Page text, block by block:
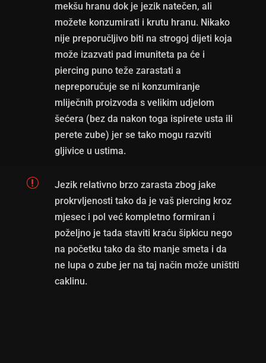
mekšu hranu dok je jezik natečen, ali
možete konzumirati i krutu hranu. Nikako
nije preporučljivo biti na strogoj dijeti koja
može izazvati pad imuniteta pa će i
piercing puno teže zarastati a
nepreporučuje se ni konzumiranje
mliječnih proizvoda s velikim udjelom
šećera (bez da nakon toga ispirete usta ili
perete zube) jer se tako mogu razviti
gljivice u ustima.
r
Jezik relativno brzo zarasta zbog jake
prokrvljenosti tako da je vaš piercing kroz
mjesec i pol već kompletno formiran i
poželjno je tada staviti kraću šipkicu nego
na početku tako da što manje smeta i da
ne lupa o zube jer na taj način može uništiti
caklinu.